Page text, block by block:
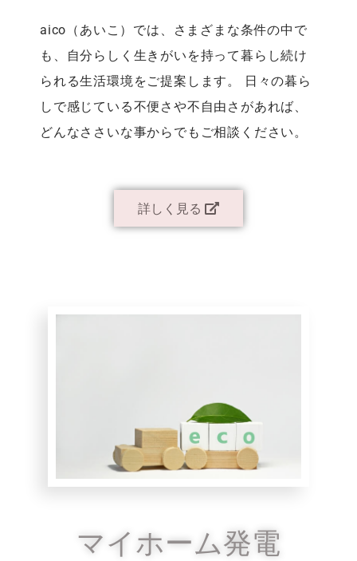
aico（あいこ）では、さまざまな条件の中で
も、自分らしく生きがいを持って暮らし続け
られる生活環境をご提案します。 日々の暮ら
しで感じている不便さや不自由さがあれば、
どんなささいな事からでもご相談ください。
詳しく見る
マイホーム発電